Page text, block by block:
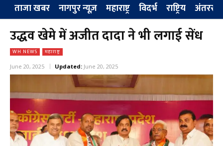
ताजा खबर नागपुर न्यूज़ महाराष्ट्र विदर्भ राष्ट्रिय
उद्धव खेमे में अजीत दादा ने भी लगाई सेंध
WH NEWS महाराष्ट्र
June 20, 2025 Updated: June 20, 2025